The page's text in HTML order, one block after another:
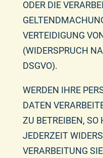
ODER DIE
VERTEIDIGUNG
(WIDERSPRUCH
DSGVO).
WERDEN IHRE
DATEN
ZU BETREIBEN, SO
JEDERZEIT
VERARBEITUNG